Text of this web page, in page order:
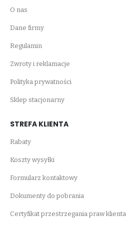
O nas
Dane firmy
Regulamin
Zwroty i reklamacje
Polityka prywatności
Sklep stacjonarny
STREFA KLIENTA
Rabaty
Koszty wysyłki
Formularz kontaktowy
Dokumenty do pobrania
Certyfikat przestrzegania praw klienta